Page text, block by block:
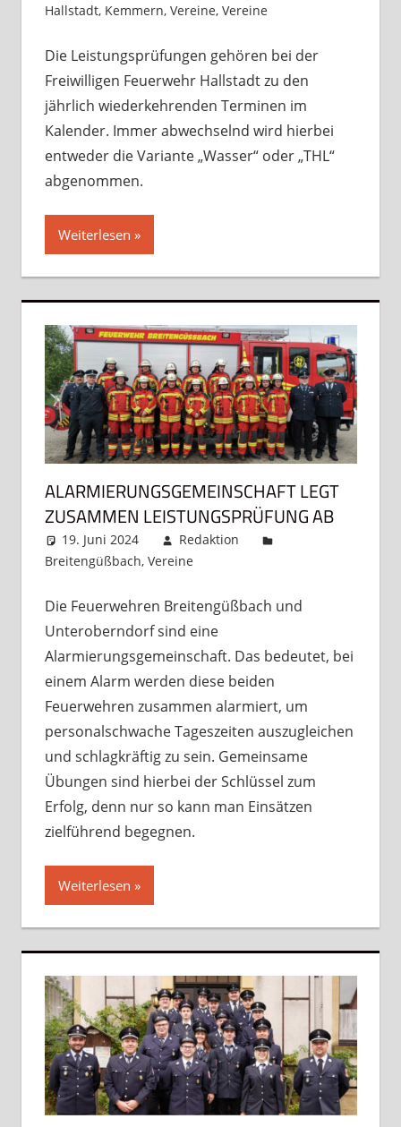
Hallstadt, Kemmern, Vereine, Vereine
Die Leistungsprüfungen gehören bei der
Freiwilligen Feuerwehr Hallstadt zu den
jährlich wiederkehrenden Terminen im
Kalender. Immer abwechselnd wird hierbei
entweder die Variante „Wasser“ oder „THL“
abgenommen.
Weiterlesen
ALARMIERUNGSGEMEINSCHAFT LEGT
ZUSAMMEN LEISTUNGSPRÜFUNG AB
19. Juni 2024
Redaktion
Breitengüßbach, Vereine
Die Feuerwehren Breitengüßbach und
Unteroberndorf sind eine
Alarmierungsgemeinschaft. Das bedeutet, bei
einem Alarm werden diese beiden
Feuerwehren zusammen alarmiert, um
personalschwache Tageszeiten auszugleichen
und schlagkräftig zu sein. Gemeinsame
Übungen sind hierbei der Schlüssel zum
Erfolg, denn nur so kann man Einsätzen
zielführend begegnen.
Weiterlesen